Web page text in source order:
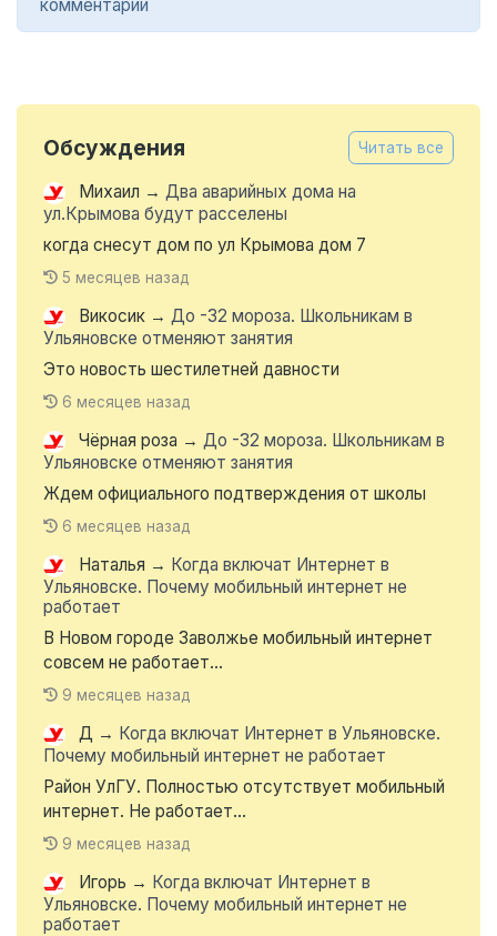
комментарии
Обсуждения Читать все
Михаил → Два аварийных дома на
ул.Крымова будут расселены
когда снесут дом по ул Крымова дом 7
5 месяцев назад
Викосик → До -32 мороза. Школьникам в
Ульяновске отменяют занятия
Это новость шестилетней давности
6 месяцев назад
Чёрная роза → До -32 мороза. Школьникам в
Ульяновске отменяют занятия
Ждем официального подтверждения от школы
6 месяцев назад
Наталья → Когда включат Интернет в
Ульяновске. Почему мобильный интернет не
работает
В Новом городе Заволжье мобильный интернет
совсем не работает...
9 месяцев назад
Д → Когда включат Интернет в Ульяновске.
Почему мобильный интернет не работает
Район УлГУ. Полностью отсутствует мобильный
интернет. Не работает...
9 месяцев назад
Игорь → Когда включат Интернет в
Ульяновске. Почему мобильный интернет не
работает